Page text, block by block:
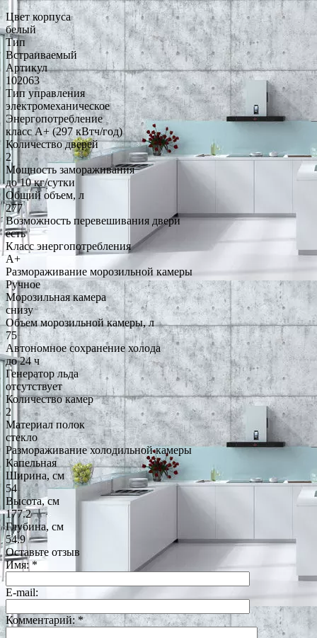
Цвет корпуса
белый
Тип
Встраиваемый
Артикул
102063
Тип управления
электромеханическое
Энергопотребление
класс A+ (297 кВтч/год)
Количество дверей
2
Мощность замораживания
до 10 кг/cутки
Общий объем, л
277
Возможность перевешивания двери
есть
Класс энергопотребления
A+
Размораживание морозильной камеры
Ручное
Морозильная камера
снизу
Объем морозильной камеры, л
75
Автономное сохранение холода
до 24 ч
Генератор льда
отсутствует
Количество камер
2
Материал полок
стекло
Размораживание холодильной камеры
Капельная
Ширина, см
54
Высота, см
177.2
Глубина, см
54.9
Оставьте отзыв
Имя:*
E-mail:
Комментарий: *